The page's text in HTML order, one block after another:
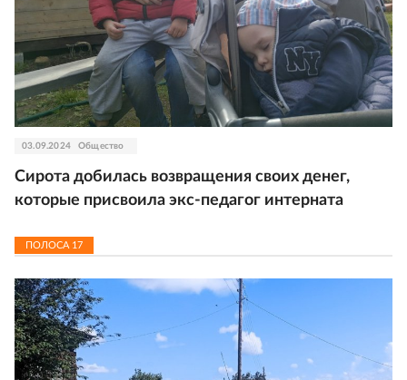
03.09.2024 Общество
Сирота добилась возвращения своих денег,
которые присвоила экс-педагог интерната
ПОЛОСА 17